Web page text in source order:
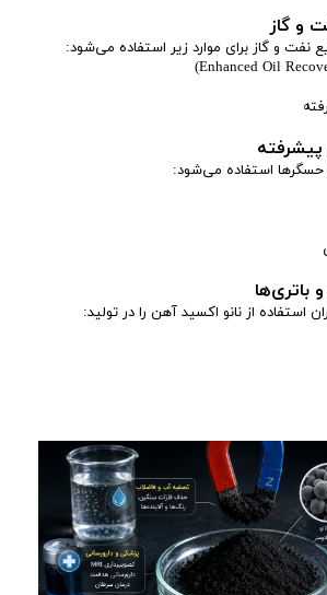
نفت و گاز برای موارد زیر استفاده می‌شود:
حسگرها استفاده می‌شود:
استفاده از نانو اکسید آهن را در تولید: